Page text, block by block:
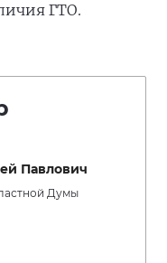
ГТО.
Павлович
Думы